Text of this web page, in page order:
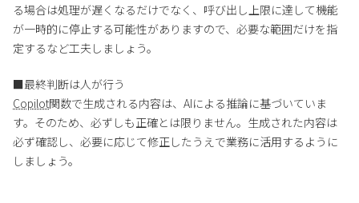
る場合は処理が遅くなるだけでなく、呼び出し上限に達して機能
が一時的に停止する可能性がありますので、必要な範囲だけを指
定するなど工夫しましょう。
■最終判断は人が行う
Copilot関数で生成される内容は、AIによる推論に基づいていま
す。そのため、必ずしも正確とは限りません。生成された内容は
必ず確認し、必要に応じて修正したうえで業務に活用するように
しましょう。